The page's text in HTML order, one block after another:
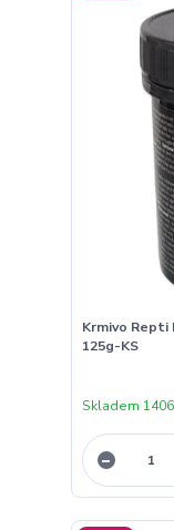
Krmivo Repti
125g-KS
Skladem 1406